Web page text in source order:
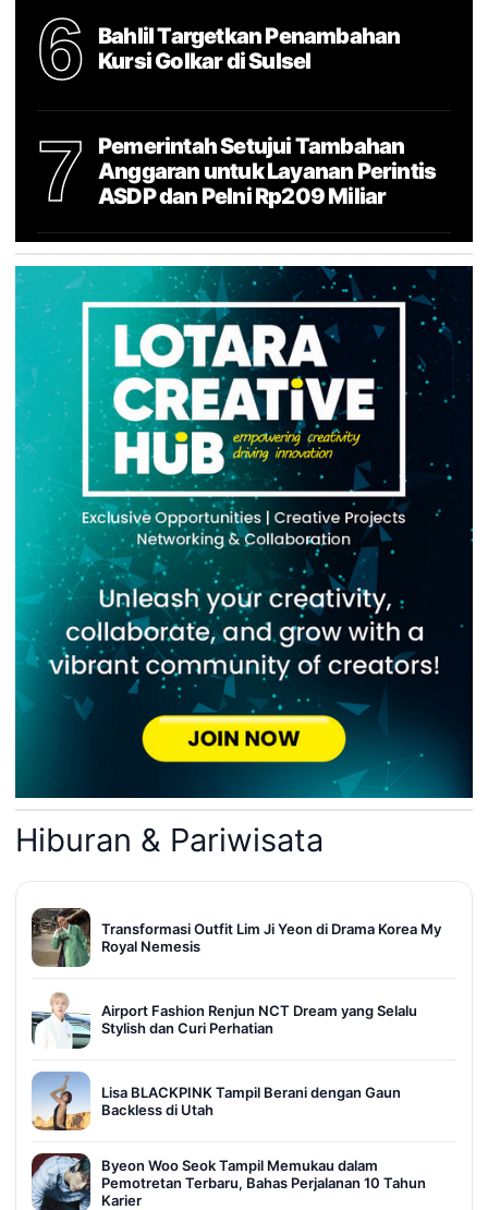
6
Bahlil Targetkan Penambahan
Kursi Golkar di Sulsel
7
Pemerintah Setujui Tambahan
Anggaran untuk Layanan Perintis
ASDP dan Pelni Rp209 Miliar
Hiburan & Pariwisata
Transformasi Outfit Lim Ji Yeon di Drama Korea My
Royal Nemesis
Airport Fashion Renjun NCT Dream yang Selalu
Stylish dan Curi Perhatian
Lisa BLACKPINK Tampil Berani dengan Gaun
Backless di Utah
Byeon Woo Seok Tampil Memukau dalam
Pemotretan Terbaru, Bahas Perjalanan 10 Tahun
Karier